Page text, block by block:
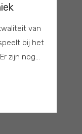
van
bij het
zijn nog...